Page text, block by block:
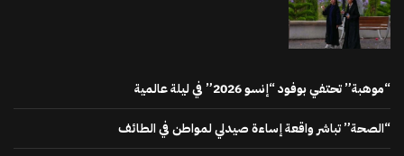
“موهبة” تحتفي بوفود “إنسو 2026” في ليلة عالمية
“الصحة” تباشر واقعة إساءة صيدلي لمواطن في الطائف